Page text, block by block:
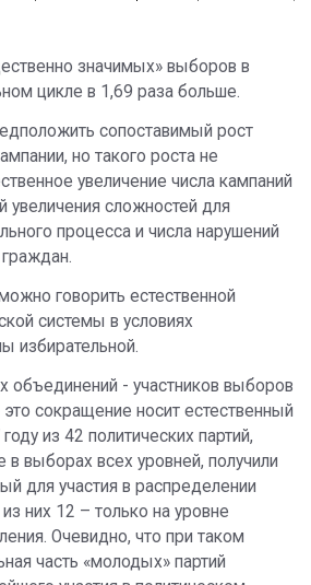
значимых» выборов в
цикле в 1,69 раза больше.
сопоставимый рост
но такого роста не
увеличение числа кампаний
увеличения сложностей для
процесса и числа нарушений
говорить естественной
системы в условиях
избирательной.
объединений - участников выборов
сокращение носит естественный
из 42 политических партий,
в выборах всех уровней, получили
для участия в распределении
них 12 – только на уровне
Очевидно, что при таком
часть «молодых» партий